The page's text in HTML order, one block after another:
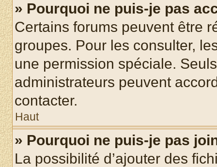
» Pourquoi ne puis-je pas
Certains forums peuvent être
groupes. Pour les consulter,
une permission spéciale.
administrateurs peuvent
contacter.
Haut
» Pourquoi ne puis-je pas
La possibilité d’ajouter des